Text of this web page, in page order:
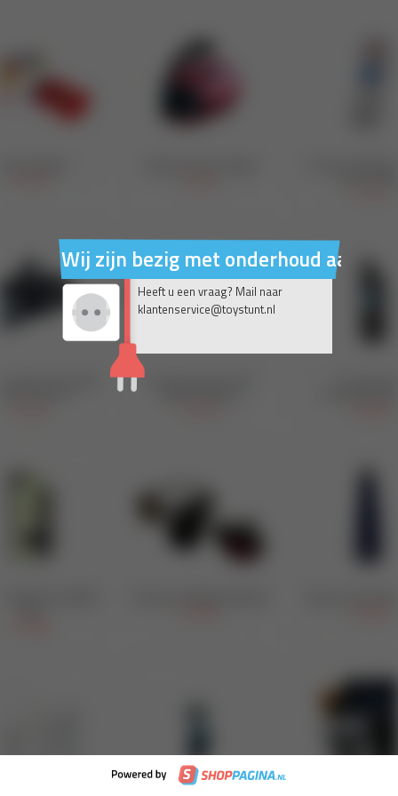
Wij zijn bezig met onderhoud aan
Heeft u een vraag? Mail naar
klantenservice@toystunt.nl